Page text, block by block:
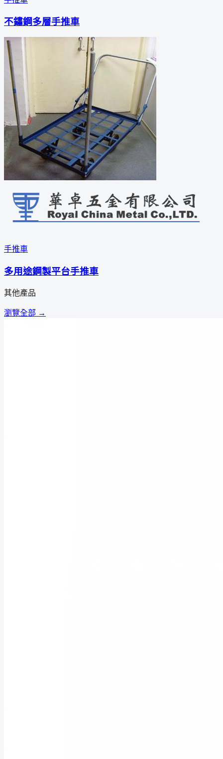
不鏽鋼多層手推車
手推車
多用途鋼製平台手推車
其他產品
瀏覽全部 →